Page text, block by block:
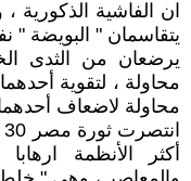
ان الفاشية الذكورية ،
يتقاسمان " البويضة "
يرضعان من الثدى
محاولة ، لتقوية
محاولة لاضعاف
أكثر الأنظمة